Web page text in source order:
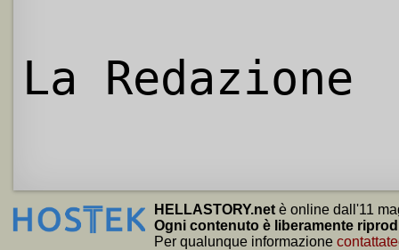
La Redazione
HELLASTORY.net è online dall'11
Ogni contenuto è liberamente
Per qualunque informazione